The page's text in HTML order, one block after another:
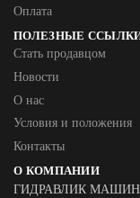
Оплата
ПОЛЕЗНЫЕ
Стать продавцом
Новости
О нас
Условия и положения
Контакты
О КОМПАНИИ
ГИДРАВЛИК